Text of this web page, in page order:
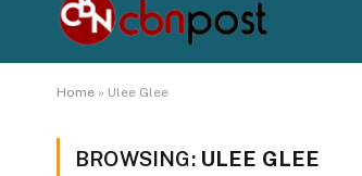
Home » Ulee Glee
BROWSING: ULEE GLEE